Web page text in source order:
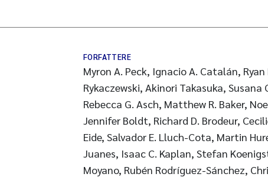
FORFATTERE
Myron A. Peck, Ignacio A. Catalán, Ryan
Rykaczewski, Akinori Takasuka, Susana
Rebecca G. Asch, Matthew R. Baker,
Jennifer Boldt, Richard D. Brodeur,
Eide, Salvador E. Lluch-Cota, Martin
Juanes, Isaac C. Kaplan, Stefan
Moyano, Rubén Rodríguez-Sánchez,